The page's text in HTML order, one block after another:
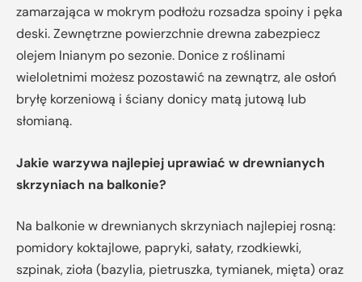
zamarzająca w mokrym podłożu rozsadza spoiny i pęka
deski. Zewnętrzne powierzchnie drewna zabezpiecz
olejem lnianym po sezonie. Donice z roślinami
wieloletnimi możesz pozostawić na zewnątrz, ale osłoń
bryłę korzeniową i ściany donicy matą jutową lub
słomianą.
Jakie warzywa najlepiej uprawiać w drewnianych
skrzyniach na balkonie?
Na balkonie w drewnianych skrzyniach najlepiej rosną:
pomidory koktajlowe, papryki, sałaty, rzodkiewki,
szpinak, zioła (bazylia, pietruszka, tymianek, mięta) oraz